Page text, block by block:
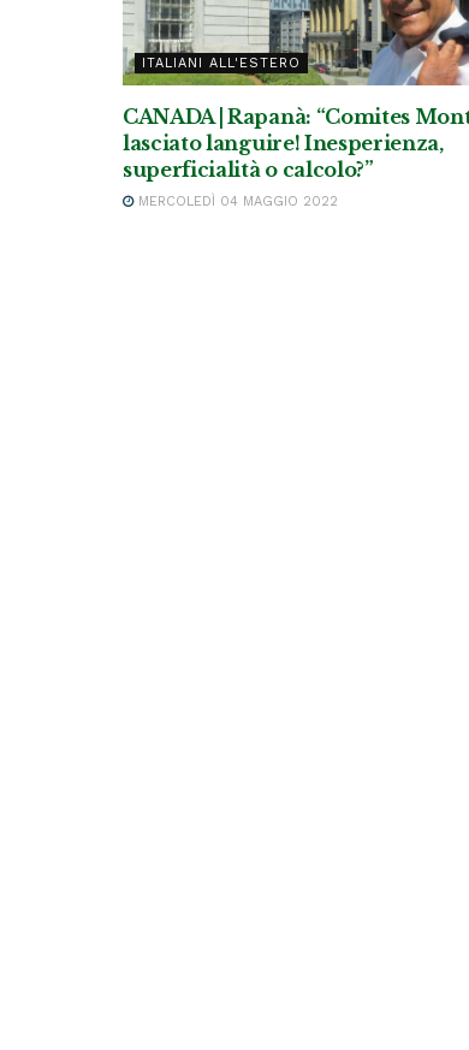
ITALIANI ALL'ESTERO
CANADA | Rapanà: “Comites
lasciato languire! Inesperienza,
superficialità o calcolo?”
MERCOLEDÌ 04 MAGGIO 2022